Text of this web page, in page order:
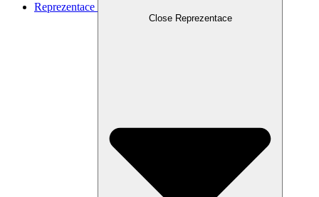
Reprezentace
Close Reprezentace